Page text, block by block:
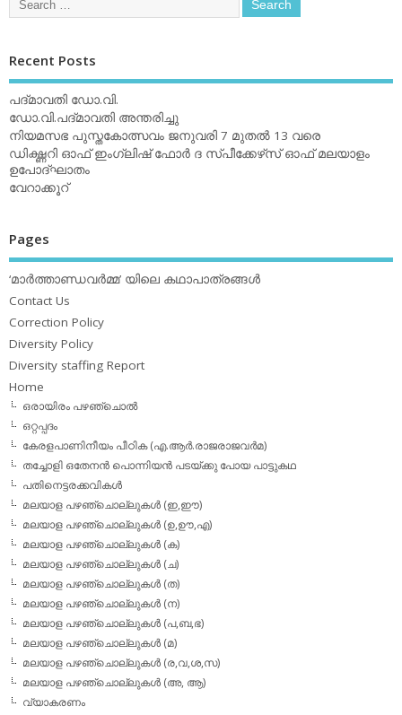
Recent Posts
പദ്മാവതി ഡോ.വി.
ഡോ.വി.പദ്മാവതി അന്തരിച്ചു
നിയമസഭ പുസ്തകോത്സവം ജനുവരി 7 മുതല്‍ 13 വരെ
ഡിക്ഷ്ണറി ഓഫ് ഇംഗ്ലിഷ് ഫോര്‍ ദ സ്പീക്കേഴ്‌സ് ഓഫ് മലയാളം
ഉപോദ്ഘാതം
വേറാക്കൂറ്
Pages
‘മാര്‍ത്താണ്ഡവര്‍മ്മ’ യിലെ കഥാപാത്രങ്ങള്‍
Contact Us
Correction Policy
Diversity Policy
Diversity staffing Report
Home
ഒരായിരം പഴഞ്ചൊല്‍
ഒറ്റപ്പദം
കേരളപാണിനീയം പീഠിക (എ.ആര്‍.രാജരാജവര്‍മ)
തച്ചോളി ഒതേനൻ പൊന്നിയൻ പടയ്‌ക്കു പോയ പാട്ടുകഥ
പതിനെട്ടരക്കവികള്‍
മലയാള പഴഞ്ചൊല്ലുകള്‍ (ഇ,ഈ)
മലയാള പഴഞ്ചൊല്ലുകള്‍ (ഉ,ഊ,എ)
മലയാള പഴഞ്ചൊല്ലുകള്‍ (ക)
മലയാള പഴഞ്ചൊല്ലുകള്‍ (ച)
മലയാള പഴഞ്ചൊല്ലുകള്‍ (ത)
മലയാള പഴഞ്ചൊല്ലുകള്‍ (ന)
മലയാള പഴഞ്ചൊല്ലുകള്‍ (പ,ബ,ഭ)
മലയാള പഴഞ്ചൊല്ലുകള്‍ (മ)
മലയാള പഴഞ്ചൊല്ലുകള്‍ (ര,വ,ശ,സ)
മലയാള പഴഞ്ചൊല്ലുകൾ (അ, ആ)
വ്യാകരണം